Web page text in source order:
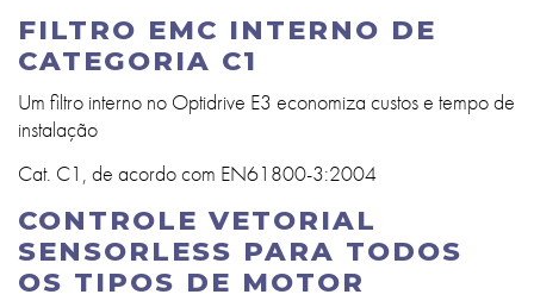
FILTRO EMC INTERNO DE
CATEGORIA C1
Um filtro interno no Optidrive E3 economiza custos e tempo de
instalação
Cat. C1, de acordo com EN61800-3:2004
CONTROLE VETORIAL
SENSORLESS PARA TODOS
OS TIPOS DE MOTOR